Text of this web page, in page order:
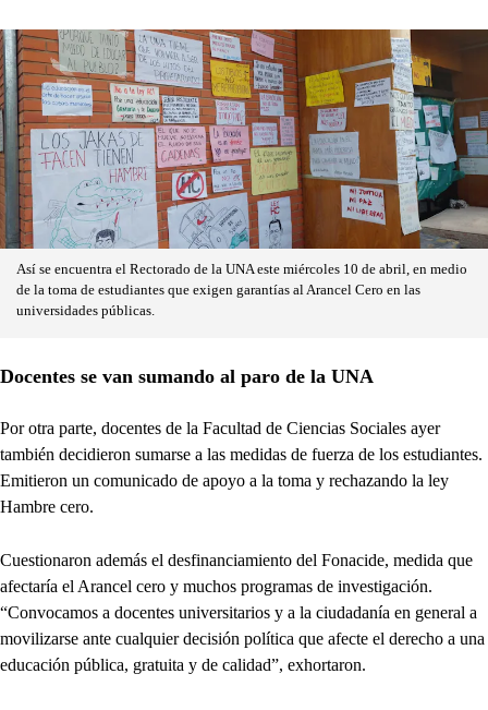
Así se encuentra el Rectorado de la UNA este miércoles 10 de abril, en medio
de la toma de estudiantes que exigen garantías al Arancel Cero en las
universidades públicas.
Docentes se van sumando al paro de la UNA
Por otra parte, docentes de la Facultad de Ciencias Sociales ayer
también decidieron sumarse a las medidas de fuerza de los estudiantes.
Emitieron un comunicado de apoyo a la toma y rechazando la ley
Hambre cero.
Cuestionaron además el desfinanciamiento del Fonacide, medida que
afectaría el Arancel cero y muchos programas de investigación.
“Convocamos a docentes universitarios y a la ciudadanía en general a
movilizarse ante cualquier decisión política que afecte el derecho a una
educación pública, gratuita y de calidad”, exhortaron.